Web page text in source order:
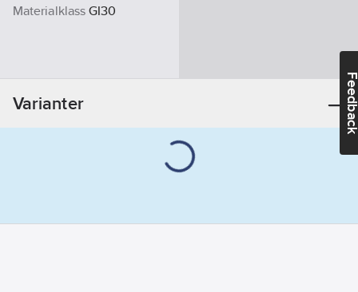
Materialklass GI30
Varianter